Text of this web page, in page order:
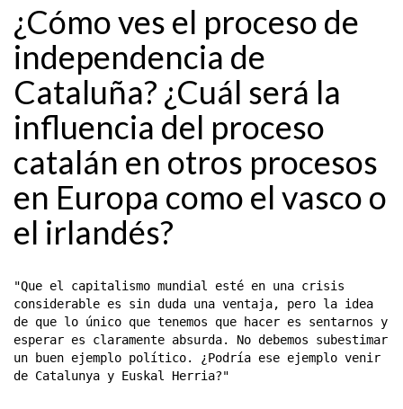
¿Cómo ves el proceso de
independencia de
Cataluña? ¿Cuál será la
influencia del proceso
catalán en otros procesos
en Europa como el vasco o
el irlandés?
"Que el capitalismo mundial esté en una crisis
considerable es sin duda una ventaja, pero la idea
de que lo único que tenemos que hacer es sentarnos y
esperar es claramente absurda. No debemos subestimar
un buen ejemplo político. ¿Podría ese ejemplo venir
de Catalunya y Euskal Herria?"